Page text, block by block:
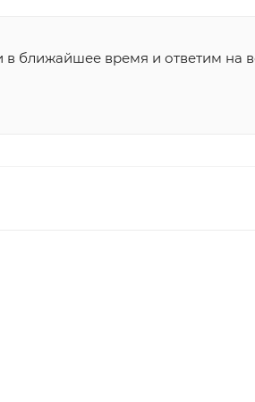
ближайшее время и ответим на